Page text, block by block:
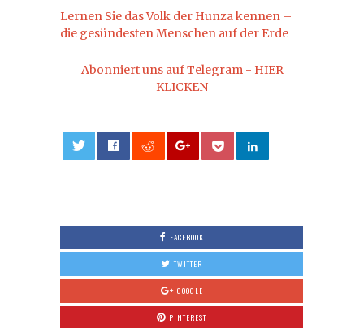
Lernen Sie das Volk der Hunza kennen –
die gesündesten Menschen auf der Erde
Abonniert uns auf Telegram - HIER
KLICKEN
FACEBOOK
TWITTER
GOOGLE
PINTEREST